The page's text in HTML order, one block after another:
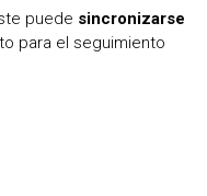
puede sincronizarse
para el seguimiento